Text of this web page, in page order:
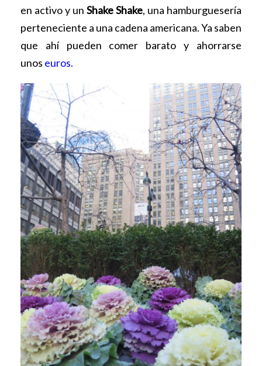
en activo y un Shake Shake, una hamburguesería
perteneciente a una cadena americana. Ya saben
que ahí pueden comer barato y ahorrarse
unos euros.